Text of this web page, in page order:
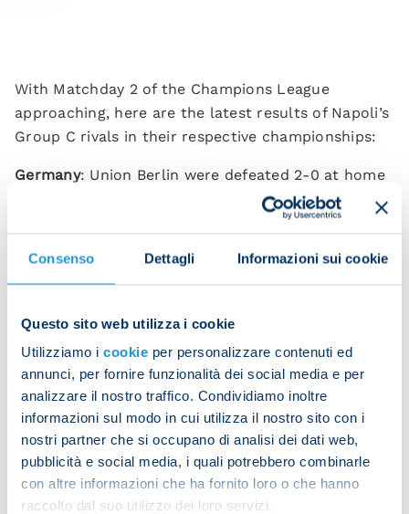
Consenso Dettagli Informazioni sui cookie
Questo sito web utilizza i cookie
Utilizziamo i cookie per personalizzare contenuti ed
annunci, per fornire funzionalità dei social media e per
analizzare il nostro traffico. Condividiamo inoltre
informazioni sul modo in cui utilizza il nostro sito con i
nostri partner che si occupano di analisi dei dati web,
pubblicità e social media, i quali potrebbero combinarle
con altre informazioni che ha fornito loro o che hanno
raccolto dal suo utilizzo dei loro servizi.
With Matchday 2 of the Champions League
approaching, here are the latest results of Napoli’s
Group C rivals in their respective championships:
Germany: Union Berlin were defeated 2-0 at home
with six points after five matches.
securing a 3-1 win at the Civitas Metropolitano
Stadium. Toni Kroos scored Real Madrid’s only goal.
Real Madrid are currently third in La Liga, bagging
15 points from six games.
Portugal: Sporting Braga beat Boavista at home
with a 4-1 win. Ricardo Horta scored twice while
Al-Mustrati and Simon Banza scored the other two